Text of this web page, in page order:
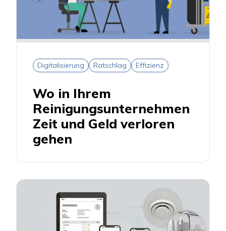
Digitalisierung Ratschlag Effizienz
Wo in Ihrem
Reinigungsunternehmen
Zeit und Geld verloren
gehen